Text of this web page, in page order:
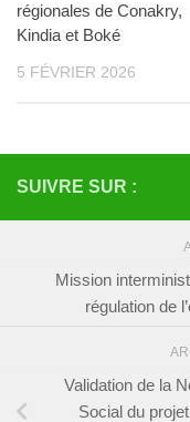
régionales de Conakry,
Kindia et Boké
5 FÉVRIER 2026
SUIVRE SUR :
Mission
régulation de
Validation de la
Social du